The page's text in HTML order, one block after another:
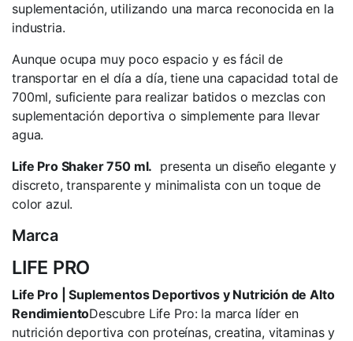
suplementación, utilizando una marca reconocida en la
industria.
Aunque ocupa muy poco espacio y es fácil de
transportar en el día a día, tiene una capacidad total de
700ml, suficiente para realizar batidos o mezclas con
suplementación deportiva o simplemente para llevar
agua.
Life Pro Shaker 750 ml. presenta un diseño elegante y
discreto, transparente y minimalista con un toque de
color azul.
Marca
LIFE PRO
Life Pro | Suplementos Deportivos y Nutrición de Alto
RendimientoDescubre Life Pro: la marca líder en
nutrición deportiva con proteínas, creatina, vitaminas y